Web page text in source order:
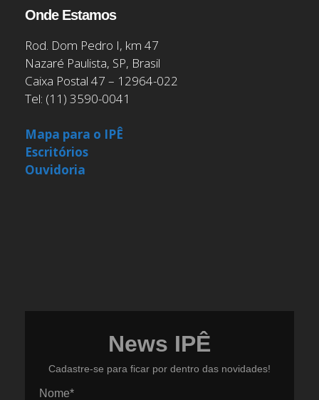
Onde Estamos
Rod. Dom Pedro I, km 47
Nazaré Paulista, SP, Brasil
Caixa Postal 47 – 12964-022
Tel: (11) 3590-0041
Mapa para o IPÊ
Escritórios
Ouvidoria
News IPÊ
Cadastre-se para ficar por dentro das novidades!
Nome*